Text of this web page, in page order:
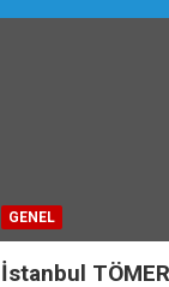
GENEL
İstanbul